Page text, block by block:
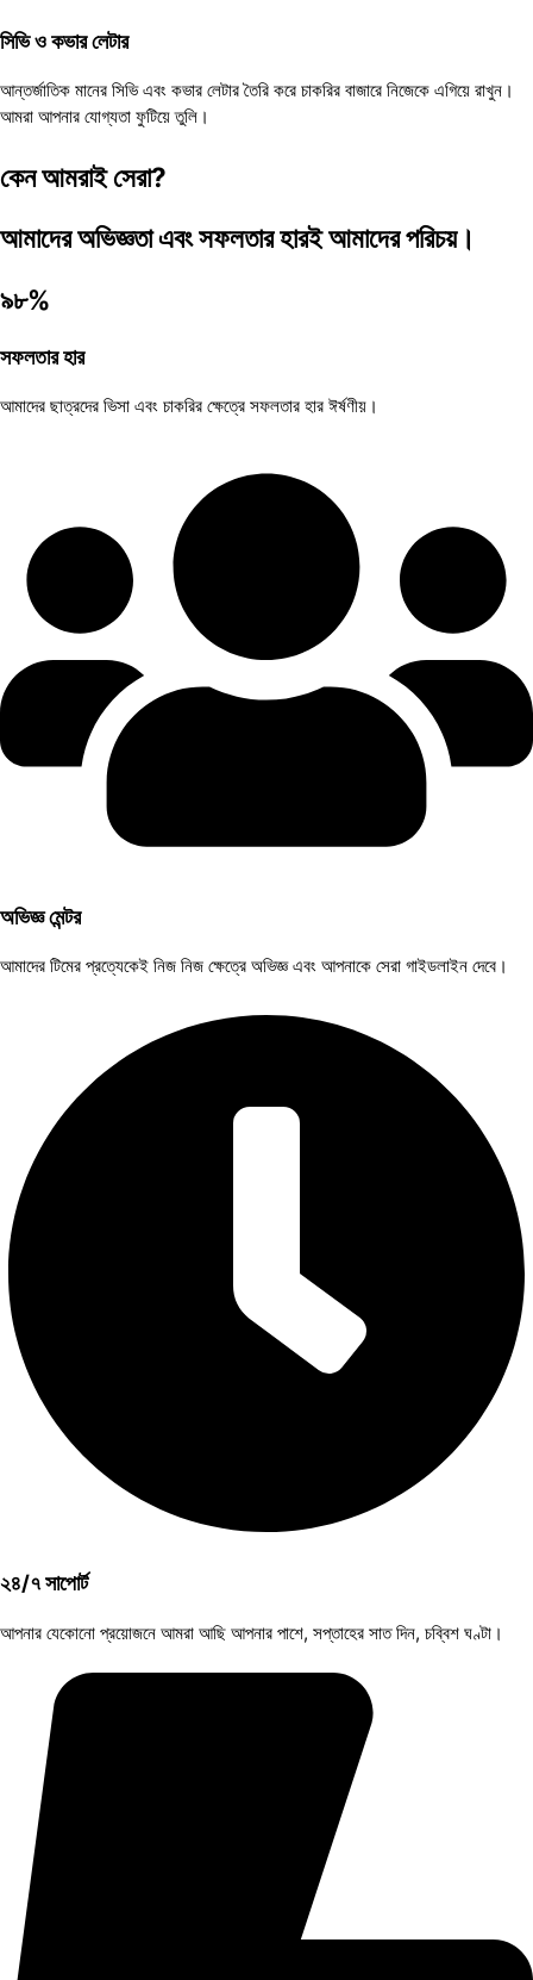
সিভি ও কভার লেটার
আন্তর্জাতিক মানের সিভি এবং কভার লেটার তৈরি করে চাকরির বাজারে নিজেকে এগিয়ে রাখুন।
আমরা আপনার যোগ্যতা ফুটিয়ে তুলি।
কেন আমরাই সেরা?
আমাদের অভিজ্ঞতা এবং সফলতার হারই আমাদের পরিচয়।
৯৮%
সফলতার হার
আমাদের ছাত্রদের ভিসা এবং চাকরির ক্ষেত্রে সফলতার হার ঈর্ষণীয়।
অভিজ্ঞ মেন্টর
আমাদের টিমের প্রত্যেকেই নিজ নিজ ক্ষেত্রে অভিজ্ঞ এবং আপনাকে সেরা গাইডলাইন দেবে।
২৪/৭ সাপোর্ট
আপনার যেকোনো প্রয়োজনে আমরা আছি আপনার পাশে, সপ্তাহের সাত দিন, চব্বিশ ঘণ্টা।